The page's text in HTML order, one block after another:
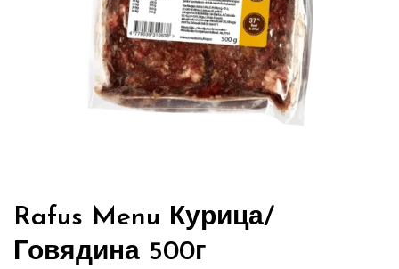
Rafus Menu Курица/
Говядина 500г